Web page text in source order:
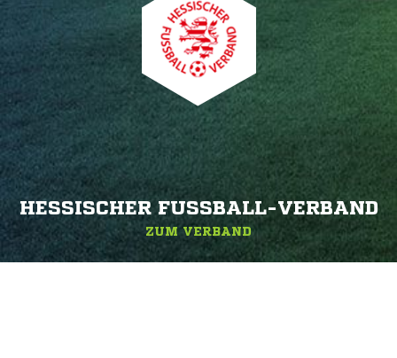
HESSISCHER FUSSBALL-VERBAND
ZUM VERBAND